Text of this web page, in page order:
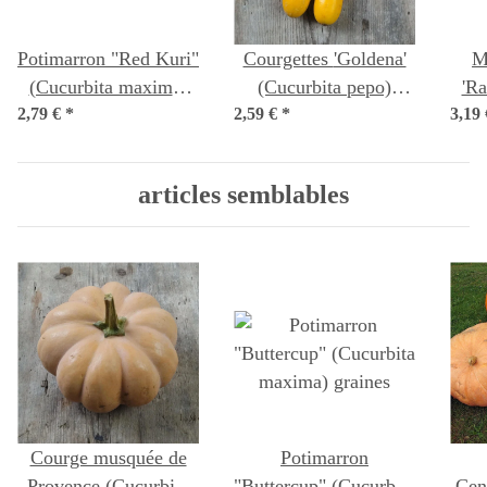
Potimarron "Red Kuri"
(Cucurbita maxima)
Bio semences
2,79 € *
Courgettes 'Goldena'
(Cucurbita pepo)
2,59 € * 3,19
articles semblables
Courge musquée de
Potimarron